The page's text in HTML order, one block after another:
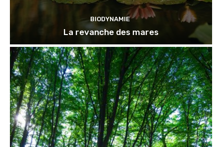
BIODYNAMIE
La revanche des mares